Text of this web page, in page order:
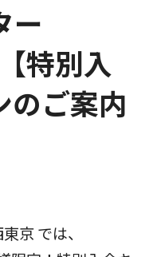
ー
特別入
のご案内
京 では、